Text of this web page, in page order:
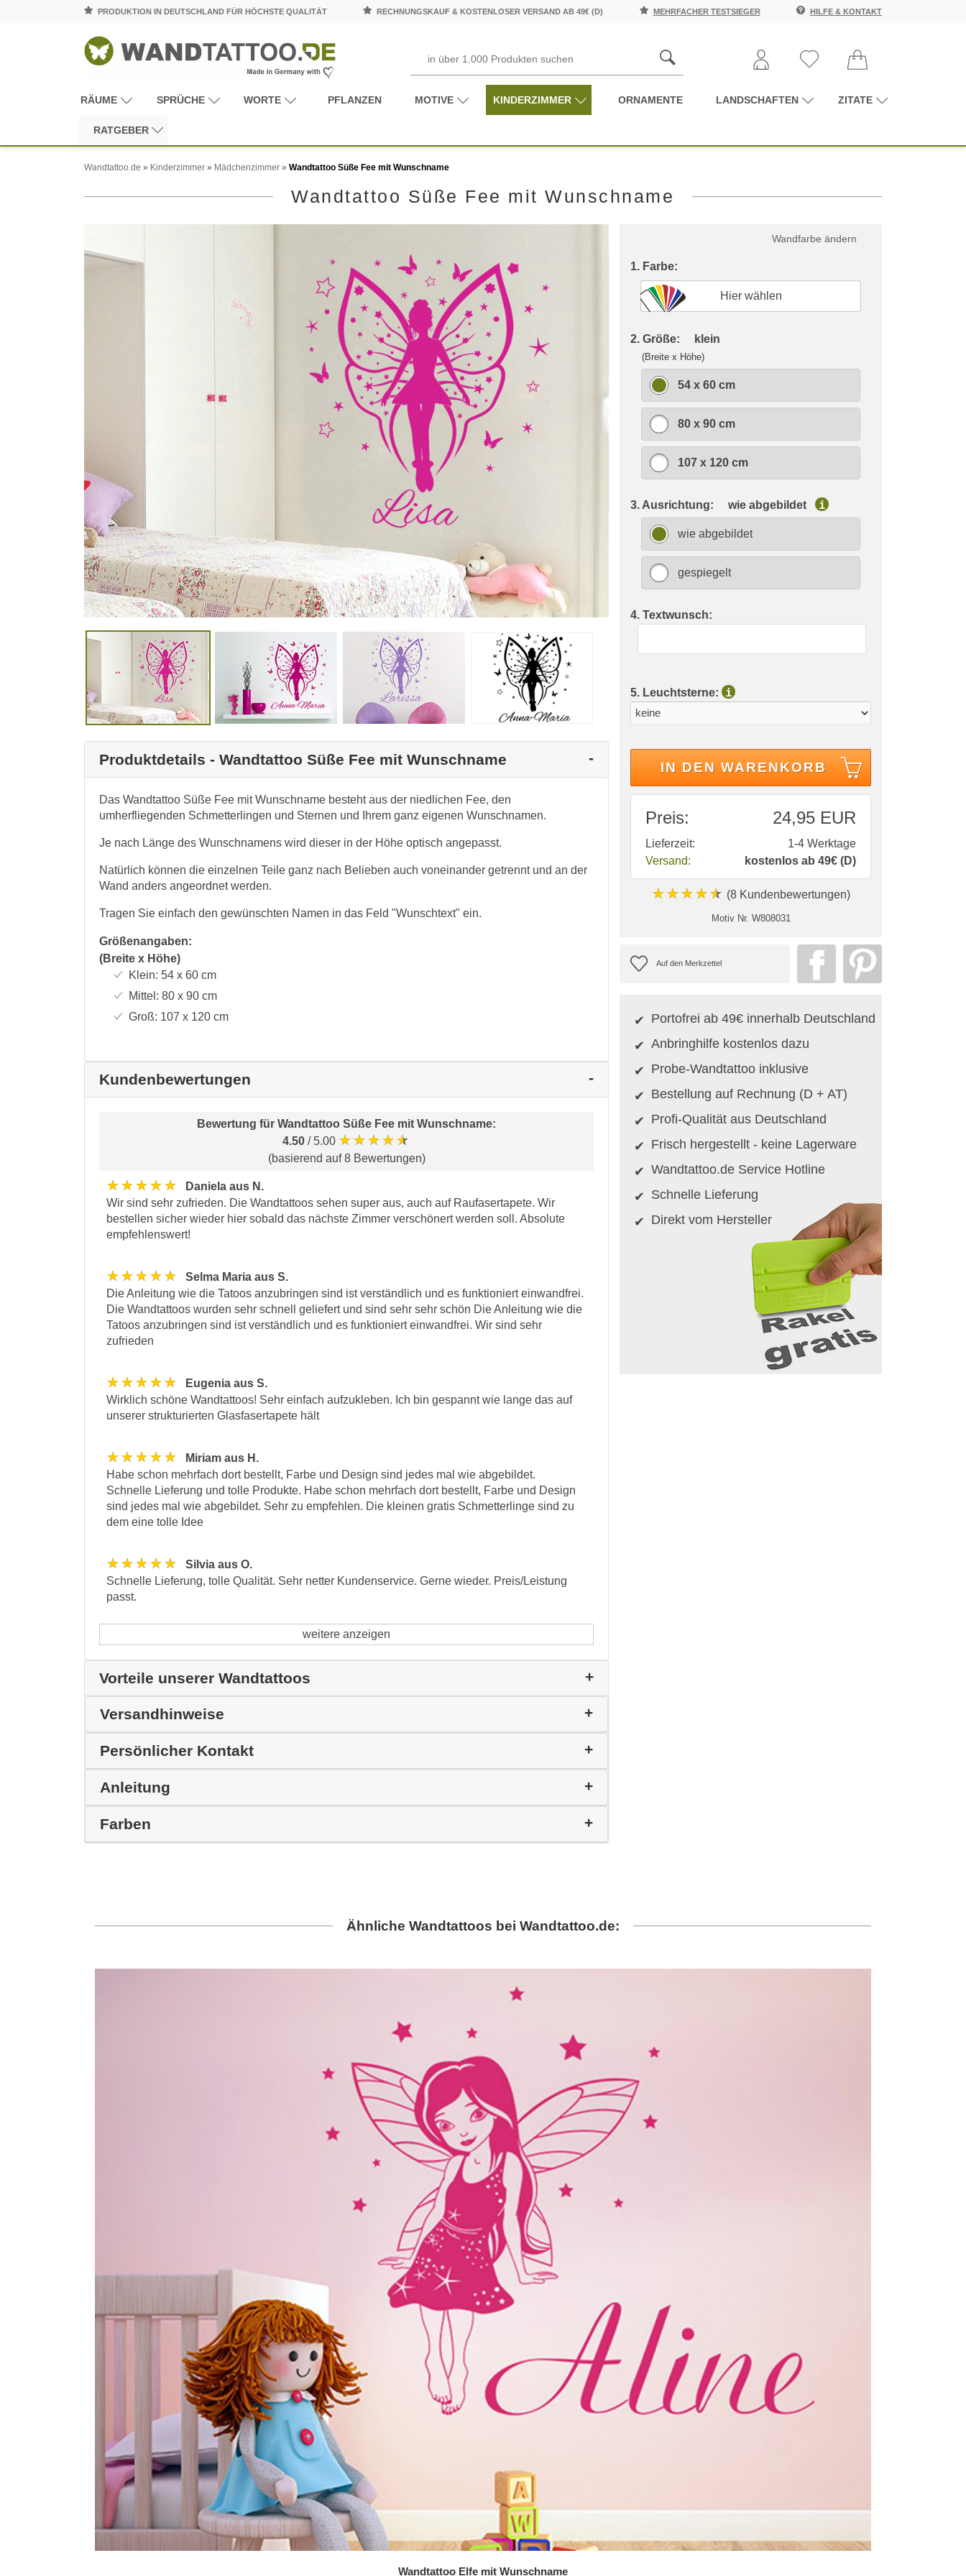
PRODUKTION IN DEUTSCHLAND FÜR HÖCHSTE QUALITÄT RECHNUNGSKAUF & KOSTENLOSER VERSAND AB 49€ (D) MEHRFACHER TESTSIEGER HILFE & KONTAKT
RÄUME SPRÜCHE WORTE PFLANZEN MOTIVE KINDERZIMMER ORNAMENTE LANDSCHAFTEN ZITATE
RATGEBER
Wandtattoo.de » Kinderzimmer » Mädchenzimmer » Wandtattoo Süße Fee mit Wunschname
Wandtattoo Süße Fee mit Wunschname
Produktdetails - Wandtattoo Süße Fee mit Wunschname
Das Wandtattoo Süße Fee mit Wunschname besteht aus der niedlichen Fee, den
umherfliegenden Schmetterlingen und Sternen und Ihrem ganz eigenen Wunschnamen.
Je nach Länge des Wunschnamens wird dieser in der Höhe optisch angepasst.
Natürlich können die einzelnen Teile ganz nach Belieben auch voneinander getrennt und an der
Wand anders angeordnet werden.
Tragen Sie einfach den gewünschten Namen in das Feld "Wunschtext" ein.
Größenangaben:
(Breite x Höhe)
Klein: 54 x 60cm
Mittel: 80 x 90cm
Groß: 107 x 120cm
Kundenbewertungen
Bewertung für Wandtattoo Süße Fee mit Wunschname:
4.50 / 5.00 ★★★★★
(basierend auf 8 Bewertungen)
★★★★★
Daniela aus N.
Wir sind sehr zufrieden. Die Wandtattoos sehen super aus, auch auf Raufasertapete. Wir
bestellen sicher wieder hier sobald das nächste Zimmer verschönert werden soll. Absolute
empfehlenswert!
★★★★★
Selma Maria aus S.
Die Anleitung wie die Tatoos anzubringen sind ist verständlich und es funktioniert einwandfrei.
Die Wandtattoos wurden sehr schnell geliefert und sind sehr sehr schön Die Anleitung wie die
Tatoos anzubringen sind ist verständlich und es funktioniert einwandfrei. Wir sind sehr
zufrieden
★★★★★
Eugenia aus S.
Wirklich schöne Wandtattoos! Sehr einfach aufzukleben. Ich bin gespannt wie lange das auf
unserer strukturierten Glasfasertapete hält
★★★★★
Miriam aus H.
Habe schon mehrfach dort bestellt, Farbe und Design sind jedes mal wie abgebildet.
Schnelle Lieferung und tolle Produkte. Habe schon mehrfach dort bestellt, Farbe und Design
sind jedes mal wie abgebildet. Sehr zu empfehlen. Die kleinen gratis Schmetterlinge sind zu
dem eine tolle Idee
★★★★★
Silvia aus O.
Schnelle Lieferung, tolle Qualität. Sehr netter Kundenservice. Gerne wieder. Preis/Leistung
passt.
weitere anzeigen
Vorteile unserer Wandtattoos
Versandhinweise
Persönlicher Kontakt
Anleitung
Farben
Wandfarbe ändern
1. Farbe:
Hier wählen
2. Größe: klein
(Breite x Höhe)
54 x 60 cm
80 x 90 cm
107 x 120 cm
3. Ausrichtung: wie abgebildet i
wie abgebildet
gespiegelt
4. Textwunsch:
5. Leuchtsterne: i
IN DEN WARENKORB
Preis: 24,95 EUR
Lieferzeit:
1-4 Werktage
Versand:
kostenlos ab 49€ (D)
★★★★★ (8 Kundenbewertungen)
Motiv Nr. W808031
Portofrei ab 49€ innerhalb Deutschland
Anbringhilfe kostenlos dazu
Probe-Wandtattoo inklusive
Bestellung auf Rechnung (D + AT)
Profi-Qualität aus Deutschland
Frisch hergestellt - keine Lagerware
Wandtattoo.de Service Hotline
Schnelle Lieferung
Direkt vom Hersteller
Ähnliche Wandtattoos bei Wandtattoo.de:
Wandtattoo Elfe mit Wunschname